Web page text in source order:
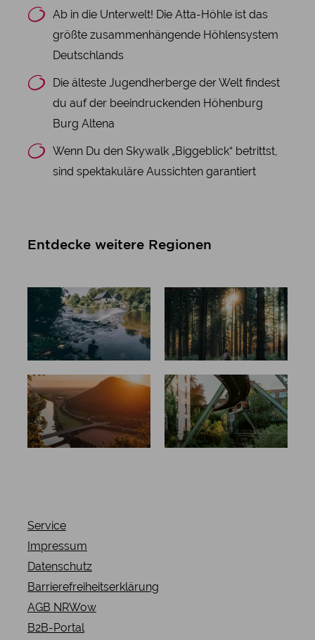
Ab in die Unterwelt! Die Atta-Höhle ist das
größte zusammenhängende Höhlensystem
Deutschlands
Die älteste Jugendherberge der Welt findest
du auf der beeindruckenden Höhenburg
Burg Altena
Wenn Du den Skywalk „Biggeblick“ betrittst,
sind spektakuläre Aussichten garantiert
Entdecke weitere Regionen
Regionen in
NRW
Siegen-
Wittgenstei
n
Teutoburge
r Wald
Die
Bergischen
Drei
Service
Impressum
Datenschutz
Barrierefreiheitserklärung
AGB NRWow
B2B-Portal